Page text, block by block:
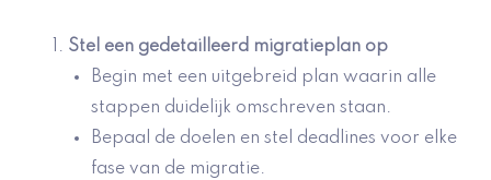
Stel een gedetailleerd migratieplan op
Begin met een uitgebreid plan waarin alle
stappen duidelijk omschreven staan.
Bepaal de doelen en stel deadlines voor elke
fase van de migratie.